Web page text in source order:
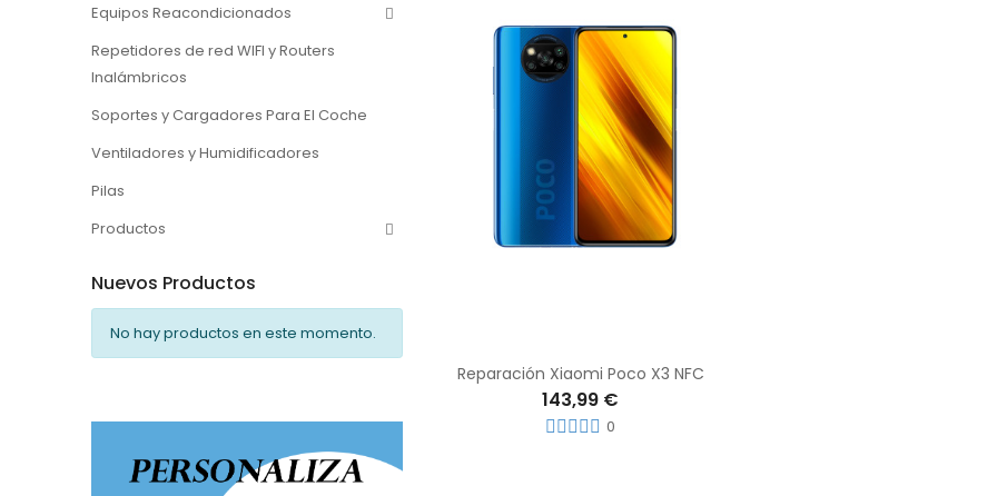
Equipos Reacondicionados
Repetidores de red WIFI y Routers
Inalámbricos
Soportes y Cargadores Para El Coche
Ventiladores y Humidificadores
Pilas
Productos
Nuevos Productos
No hay productos en este momento.
Reparación Xiaomi Poco X3 NFC
143,99 €
0